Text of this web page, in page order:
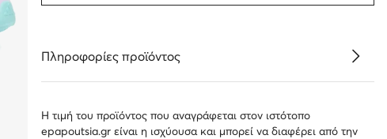
Πληροφορίες προϊόντος
Η τιμή του προϊόντος που αναγράφεται στον ιστότοπο
epapoutsia.gr είναι η ισχύουσα και μπορεί να διαφέρει από την